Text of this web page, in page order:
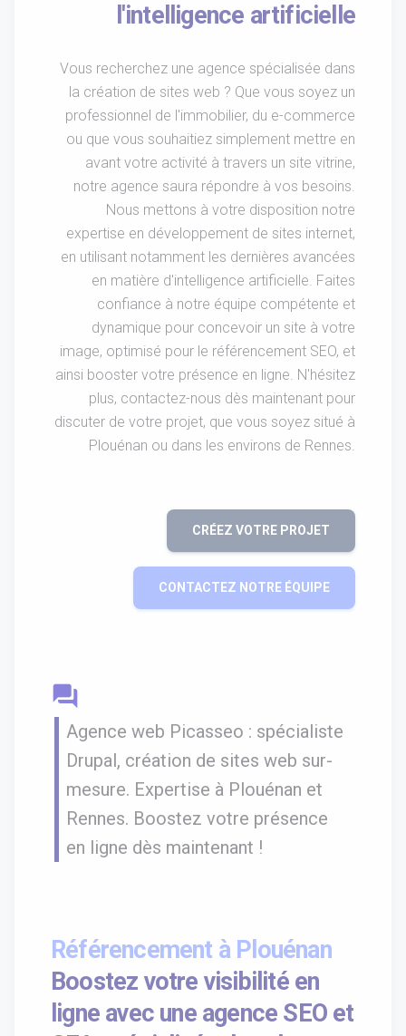
l'intelligence artificielle
Vous recherchez une agence spécialisée dans
la création de sites web ? Que vous soyez un
professionnel de l'immobilier, du e-commerce
ou que vous souhaitiez simplement mettre en
avant votre activité à travers un site vitrine,
notre agence saura répondre à vos besoins.
Nous mettons à votre disposition notre
expertise en développement de sites internet,
en utilisant notamment les dernières avancées
en matière d'intelligence artificielle. Faites
confiance à notre équipe compétente et
dynamique pour concevoir un site à votre
image, optimisé pour le référencement SEO, et
ainsi booster votre présence en ligne. N'hésitez
plus, contactez-nous dès maintenant pour
discuter de votre projet, que vous soyez situé à
Plouénan ou dans les environs de Rennes.
CRÉEZ VOTRE PROJET
CONTACTEZ NOTRE ÉQUIPE
question_answer
Agence web Picasseo : spécialiste
Drupal, création de sites web sur-
mesure. Expertise à Plouénan et
Rennes. Boostez votre présence
en ligne dès maintenant !
Référencement à Plouénan
Boostez votre visibilité en
ligne avec une agence SEO et